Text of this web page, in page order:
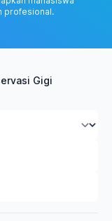
profesional.
Gigi